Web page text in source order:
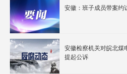
安徽：班子成员带案约
安徽检察机关对皖北煤
提起公诉